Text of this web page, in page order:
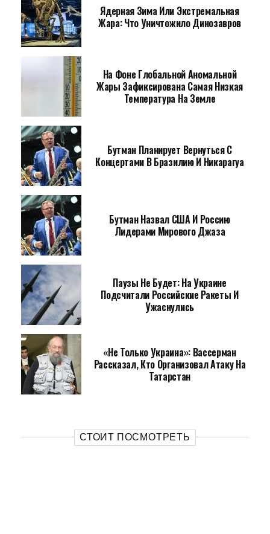
Ядерная Зима Или Экстремальная
Жара: Что Уничтожило Динозавров
На Фоне Глобальной Аномальной
Жары Зафиксирована Самая Низкая
Температура На Земле
Бутман Планирует Вернуться С
Концертами В Бразилию И Никарагуа
Бутман Назвал США И Россию
Лидерами Мирового Джаза
Паузы Не Будет: На Украине
Подсчитали Российские Ракеты И
Ужаснулись
«Не Только Украина»: Вассерман
Рассказал, Кто Организовал Атаку На
Татарстан
СТОИТ ПОСМОТРЕТЬ